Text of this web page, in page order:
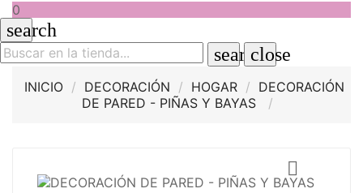
0
search
searchclose
INICIO DECORACIÓN HOGAR
DECORACIÓN
DE PARED - PIÑAS Y BAYAS
